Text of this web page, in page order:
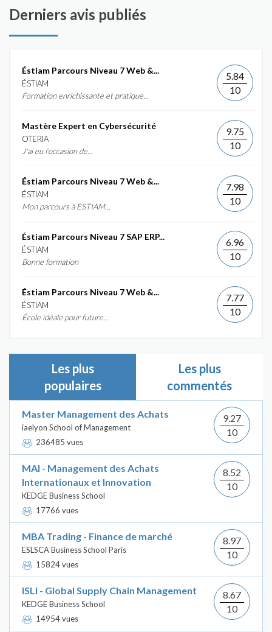
Derniers avis publiés
Éstiam Parcours Niveau 7 Web &...
ÉSTIAM
Formation enrichissante et pratique...
5.84
10
Mastère Expert en Cybersécurité
OTERIA
J'ai eu l'occasion de...
9.75
10
Éstiam Parcours Niveau 7 Web &...
ÉSTIAM
Mon parcours à ESTIAM...
7.98
10
Éstiam Parcours Niveau 7 SAP ERP...
ÉSTIAM
Bonne formation
6.96
10
Éstiam Parcours Niveau 7 Web &...
ÉSTIAM
École idéale pour future...
7.77
10
Les plus
populaires
Les plus
commentés
Master Management des Achats
iaelyon School of Management
236485 vues
9.27
10
MAI - Management des Achats
Internationaux et Innovation
KEDGE Business School
17766 vues
8.52
10
MBA Trading - Finance de marché
ESLSCA Business School Paris
15824 vues
8.97
10
ISLI - Global Supply Chain Management
KEDGE Business School
14954 vues
8.67
10